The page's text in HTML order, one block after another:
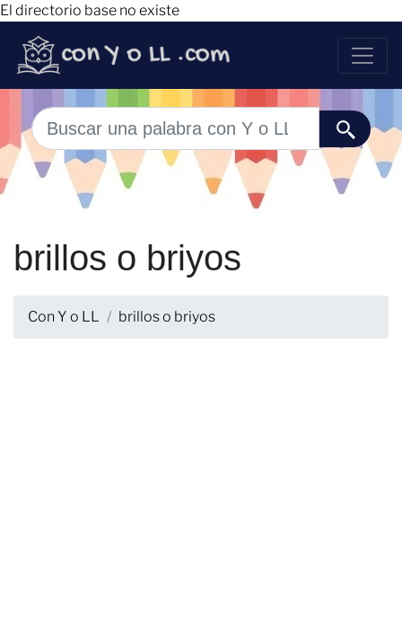
El directorio base no existe
brillos o briyos
Con Y o LL brillos o briyos